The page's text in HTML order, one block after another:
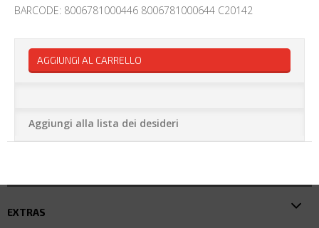
BARCODE: 8006781000446 8006781000644 C20142
AGGIUNGI AL CARRELLO
Aggiungi alla lista dei desideri
EXTRAS